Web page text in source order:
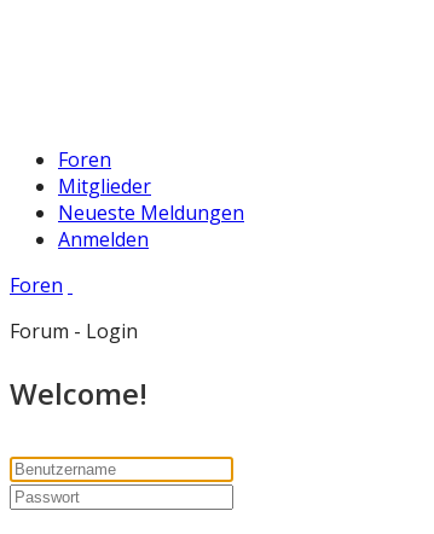
Foren
Mitglieder
Neueste Meldungen
Anmelden
Foren
Forum - Login
Welcome!